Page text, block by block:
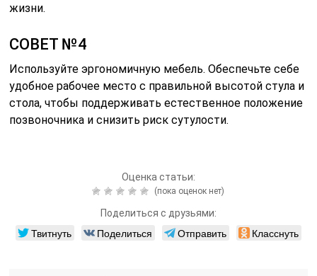
жизни.
СОВЕТ №4
Используйте эргономичную мебель. Обеспечьте себе
удобное рабочее место с правильной высотой стула и
стола, чтобы поддерживать естественное положение
позвоночника и снизить риск сутулости.
Оценка статьи:
(пока оценок нет)
Поделиться с друзьями:
Твитнуть Поделиться Отправить Класснуть